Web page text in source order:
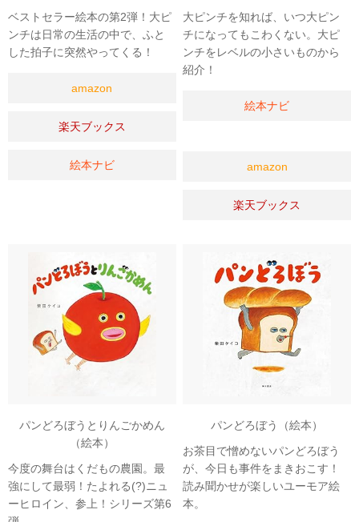
ベストセラー絵本の第2弾！大ピ
ンチは日常の生活の中で、ふと
した拍子に突然やってくる！
amazon
楽天ブックス
絵本ナビ
大ピンチを知れば、いつ大ピン
チになってもこわくない。大ピ
ンチをレベルの小さいものから
紹介！
絵本ナビ
amazon
楽天ブックス
パンどろぼうとりんごかめん
（絵本）
今度の舞台はくだもの農園。最
強にして最弱！たよれる(?)ニュ
ーヒロイン、参上！シリーズ第6
パンどろぼう（絵本）
お茶目で憎めないパンどろぼう
が、今日も事件をまきおこす！
読み聞かせが楽しいユーモア絵
本。